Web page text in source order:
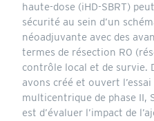
haute-dose (iHD-SBRT)
sécurité au sein d’un
néoadjuvante avec des
termes de résection R0
contrôle local et de survie.
avons créé et ouvert
multicentrique de phase II,
est d’évaluer l’impact de